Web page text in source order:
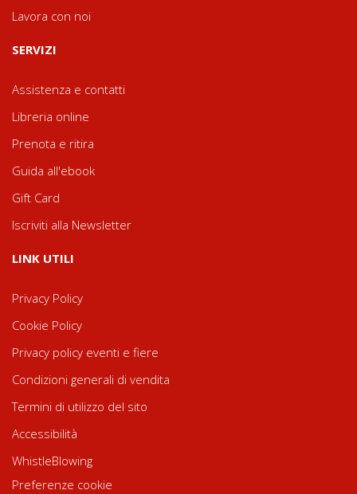
Lavora con noi
SERVIZI
Assistenza e contatti
Libreria online
Prenota e ritira
Guida all'ebook
Gift Card
Iscriviti alla Newsletter
LINK UTILI
Privacy Policy
Cookie Policy
Privacy policy eventi e fiere
Condizioni generali di vendita
Termini di utilizzo del sito
Accessibilità
WhistleBlowing
Preferenze cookie